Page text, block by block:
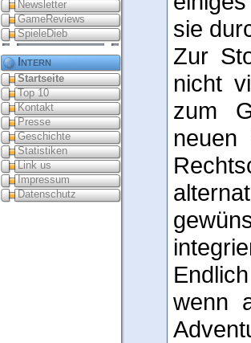
Newsletter
GameReviews
SpieleDieb
Intern
Startseite
Top 10
Kontakt
Presse
Geschichte
Statistiken
Link us
Impressum
Datenschutz
sie
Zur
nicht
zum
wenn